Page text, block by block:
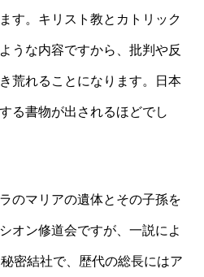
す。キリスト教とカトリック
うな内容ですから、批判や反
荒れることになります。日本
る書物が出されるほどでし
のマリアの遺体とその子孫を
オン修道会ですが、一説によ
密結社で、歴代の総長にはア